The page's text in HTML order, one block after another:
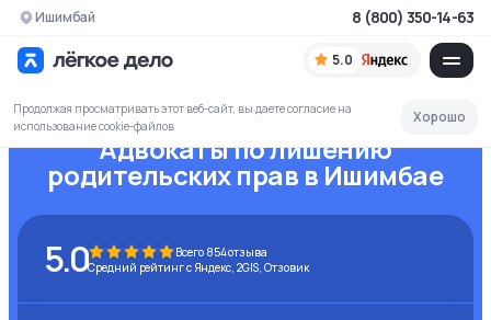
Ишимбай
5.0
8 (800) 350-14-63
Продолжая просматривать этот веб-сайт, вы даете согласие на
использование cookie-файлов
Хорошо
Адвокаты по лишению
родительских прав в Ишимбае
5.0 Всего 854отзыва
Средний рейтинг с Яндекс, 2GIS, Отзовик